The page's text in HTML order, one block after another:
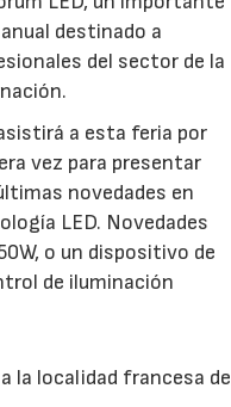
destinado a
del sector de la
a esta feria por
vez para presentar
novedades en
LED. Novedades
o un dispositivo de
de iluminación
la localidad francesa de